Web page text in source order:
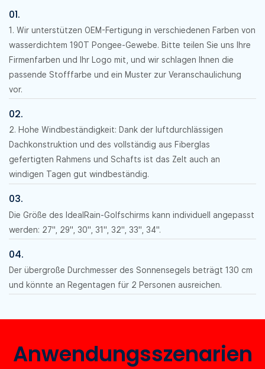
01.
1. Wir unterstützen OEM-Fertigung in verschiedenen Farben von
wasserdichtem 190T Pongee-Gewebe. Bitte teilen Sie uns Ihre
Firmenfarben und Ihr Logo mit, und wir schlagen Ihnen die
passende Stofffarbe und ein Muster zur Veranschaulichung
vor.
02.
2. Hohe Windbeständigkeit: Dank der luftdurchlässigen
Dachkonstruktion und des vollständig aus Fiberglas
gefertigten Rahmens und Schafts ist das Zelt auch an
windigen Tagen gut windbeständig.
03.
Die Größe des IdealRain-Golfschirms kann individuell angepasst
werden: 27", 29", 30", 31", 32", 33", 34".
04.
Der übergroße Durchmesser des Sonnensegels beträgt 130 cm
und könnte an Regentagen für 2 Personen ausreichen.
Anwendungsszenarien